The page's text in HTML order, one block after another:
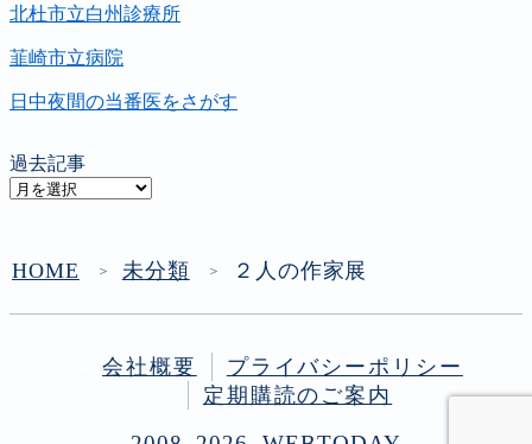
北杜市立白州診療所
韮崎市立病院
日中夜間の当番医をさがす
過去記事
過
事
HOME ＞ 未分類 ＞ ２人の作家展
会社概要
プライバシーポリシー
定期購読のご案内